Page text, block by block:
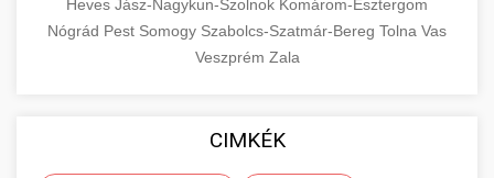
Heves Jász-Nagykun-Szolnok Komárom-Esztergom
Nógrád Pest Somogy Szabolcs-Szatmár-Bereg Tolna Vas
Veszprém Zala
CIMKÉK